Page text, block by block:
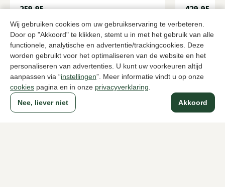
Wij gebruiken cookies om uw gebruikservaring te verbeteren.
Door op "Akkoord" te klikken, stemt u in met het gebruik van alle
functionele, analytische en advertentie/trackingcookies. Deze
worden gebruikt voor het optimaliseren van de website en het
personaliseren van advertenties. U kunt uw voorkeuren altijd
aanpassen via “instellingen”. Meer informatie vindt u op onze
cookies pagina en in onze privacyverklaring
Akkoord
Nee, liever niet
259,95 429,95
Naar alle producten
Sinds 1983 een begrip in Den Haag